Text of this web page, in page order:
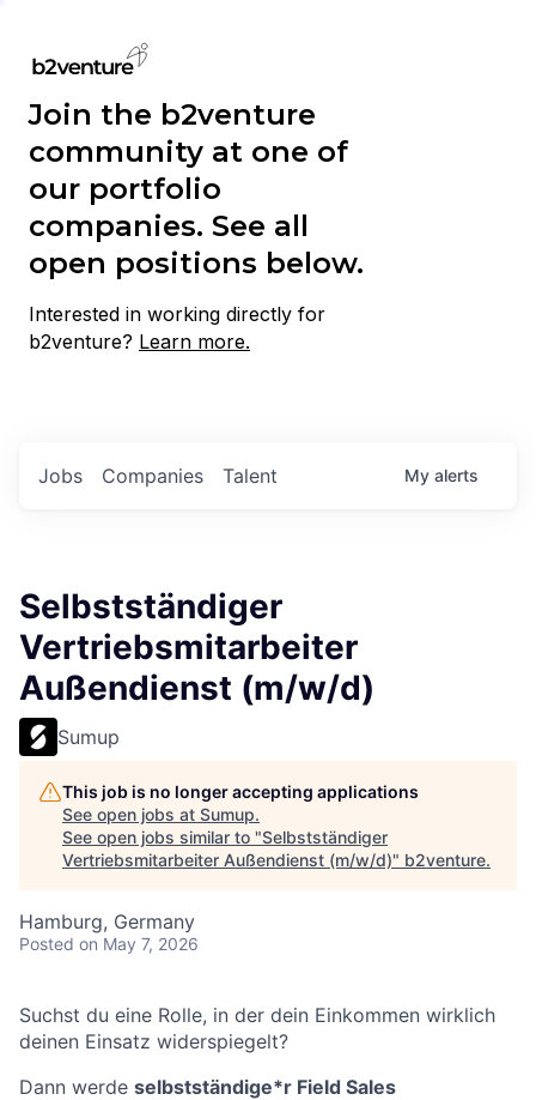
Join the b2venture
community at one of
our portfolio
companies. See all
open positions below.
Interested in working directly for
b2venture? Learn more.
Jobs Companies Talent My alerts
Selbstständiger
Vertriebsmitarbeiter
Außendienst (m/w/d)
Sumup
This job is no longer accepting applications
See open jobs at Sumup.
See open jobs similar to "Selbstständiger
Vertriebsmitarbeiter Außendienst (m/w/d)" b2venture.
Hamburg, Germany
Posted on May 7, 2026
Suchst du eine Rolle, in der dein Einkommen wirklich
deinen Einsatz widerspiegelt?
Dann werde selbstständige*r Field Sales